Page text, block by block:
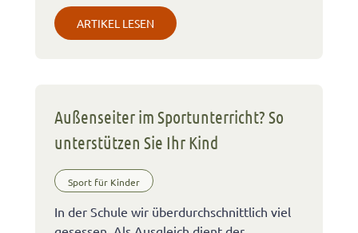
ARTIKEL LESEN
Außenseiter im Sportunterricht? So
unterstützen Sie Ihr Kind
Sport für Kinder
In der Schule wir überdurchschnittlich viel